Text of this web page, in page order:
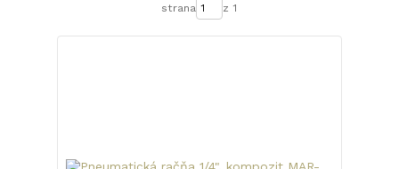
strana z 1